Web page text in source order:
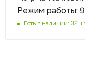
Режим работы:
Есть в наличии: 32